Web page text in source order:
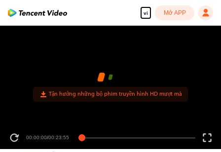
vi Mở APP
Tận hưởng những bộ phim truyền hình HD mượt mà
00:00:00/00:23:55